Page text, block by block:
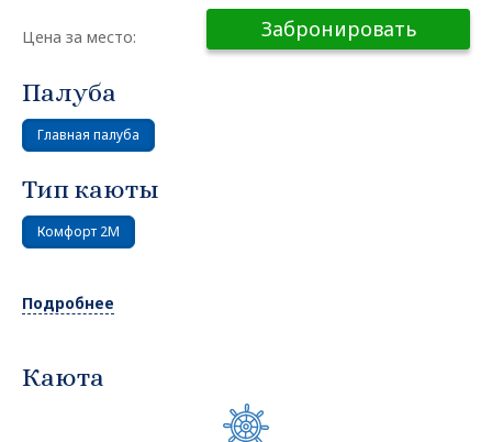
Цена за место: Забронировать
Палуба
Главная палуба
Тип каюты
Комфорт 2M
Подробнее
Каюта